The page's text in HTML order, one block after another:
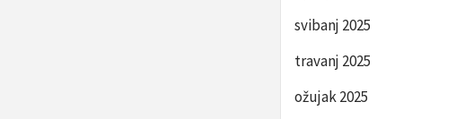
svibanj 2025
travanj 2025
ožujak 2025